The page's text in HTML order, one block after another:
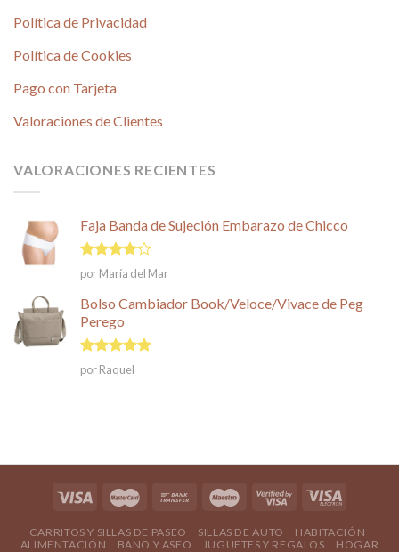
Política de Privacidad
Política de Cookies
Pago con Tarjeta
Valoraciones de Clientes
VALORACIONES RECIENTES
Faja Banda de Sujeción Embarazo de Chicco
Valorado
en
5
por María del Mar
Bolso Cambiador Book/Veloce/Vivace de Peg
Perego
Valorado en
5
de 5
por Raquel
CARRITOS Y SILLAS DE PASEO SILLAS DE AUTO
HABITACIÓN
ALIMENTACIÓN
BAÑO Y ASEO JUGUETES Y REGALOS
HOGAR